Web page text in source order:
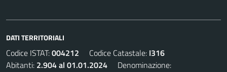
DATI TERRITORIALI
Codice ISTAT:004212 Codice Catastale: I316
Abitanti: 2.904 al 01.01.2024 Denominazione: